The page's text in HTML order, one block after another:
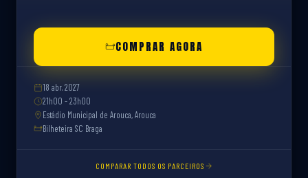
COMPRAR AGORA
18 abr. 2027
21h00 - 23h00
Estádio Municipal de Arouca, Arouca
Bilheteira SC Braga
COMPARAR TODOS OS PARCEIROS